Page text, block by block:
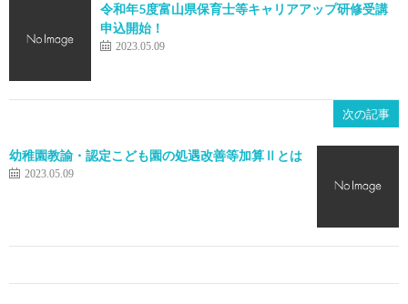
令和年5度富山県保育士等キャリアアップ研修受講
申込開始！
2023.05.09
次の記事
幼稚園教諭・認定こども園の処遇改善等加算Ⅱとは
2023.05.09